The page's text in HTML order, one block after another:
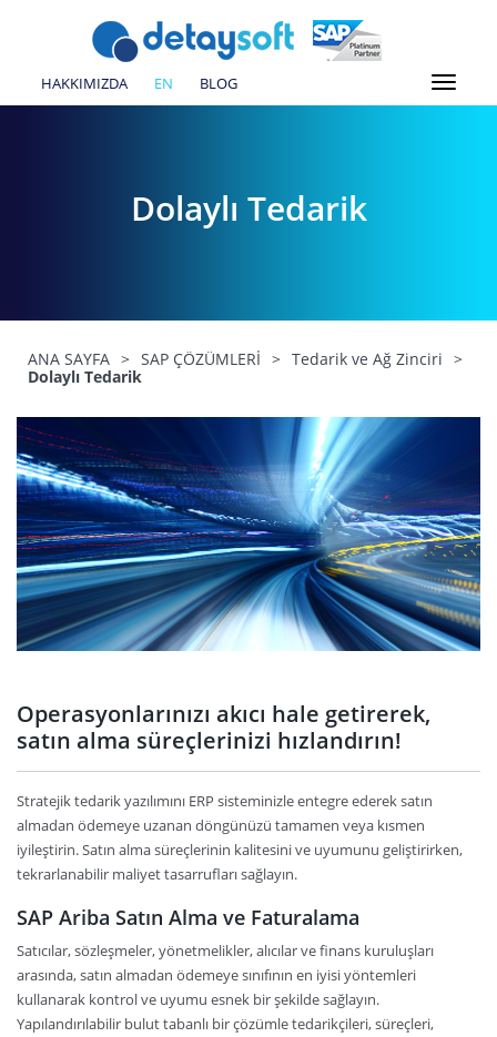
HAKKIMIZDA EN BLOG
Dolaylı Tedarik
ANA SAYFA > SAP ÇÖZÜMLERİ > Tedarik ve Ağ Zinciri >
Dolaylı Tedarik
Operasyonlarınızı akıcı hale getirerek,
satın alma süreçlerinizi hızlandırın!
Stratejik tedarik yazılımını ERP sisteminizle entegre ederek satın
almadan ödemeye uzanan döngünüzü tamamen veya kısmen
iyileştirin. Satın alma süreçlerinin kalitesini ve uyumunu geliştirirken,
tekrarlanabilir maliyet tasarrufları sağlayın.
SAP Ariba Satın Alma ve Faturalama
Satıcılar, sözleşmeler, yönetmelikler, alıcılar ve finans kuruluşları
arasında, satın almadan ödemeye sınıfının en iyisi yöntemleri
kullanarak kontrol ve uyumu esnek bir şekilde sağlayın.
Yapılandırılabilir bulut tabanlı bir çözümle tedarikçileri, süreçleri,